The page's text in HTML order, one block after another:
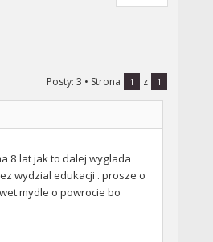
Posty: 3 • Strona 1 z 1
8 lat jak to dalej wyglada
wydzial edukacji . prosze o
mydle o powrocie bo